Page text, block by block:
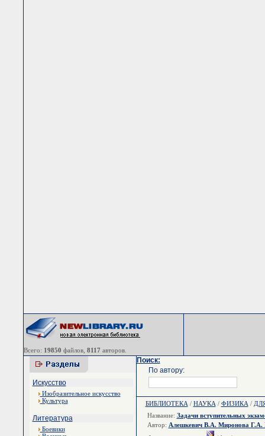
Всего: 19850 файлов, 8117 авторов.
Искусство
Изобразительное искусство
Культура
Литература
Боевики
Поиск:
По автору:
БИБЛИОТЕКА / НАУКА / ФИЗИКА /
Название: Задачи вступительных
Автор: Алешкевич В.А. Миронова